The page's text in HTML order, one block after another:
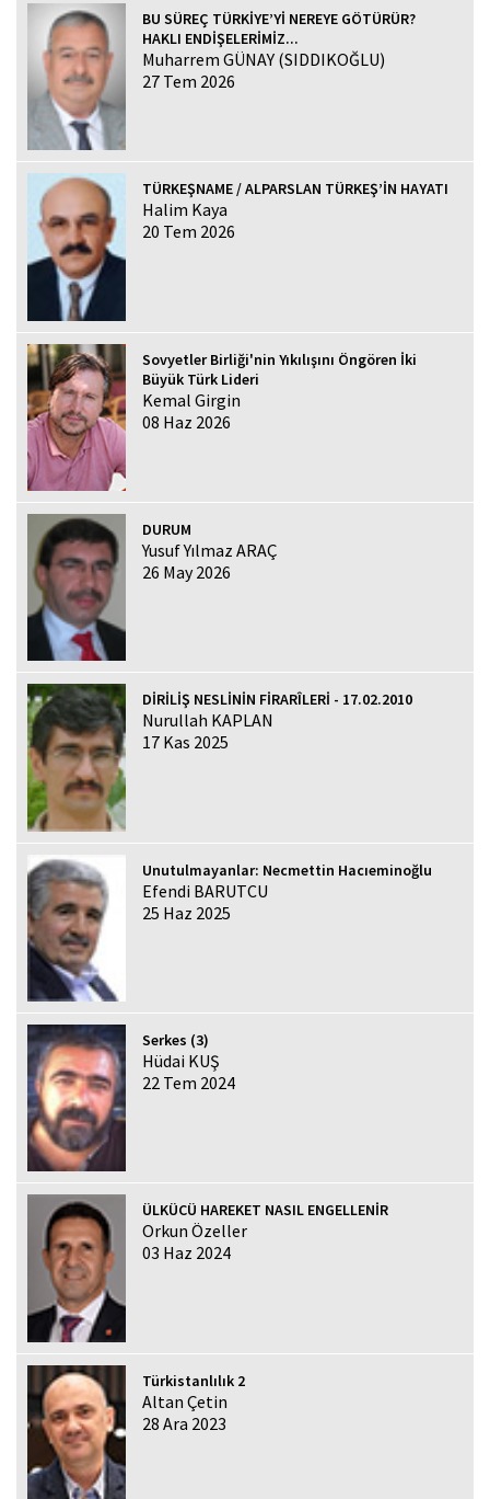
BU SÜREÇ TÜRKİYE’Yİ NEREYE GÖTÜRÜR?
HAKLI ENDİŞELERİMİZ...
Muharrem GÜNAY (SIDDIKOĞLU)
27 Tem 2026
TÜRKEŞNAME / ALPARSLAN TÜRKEŞ’İN HAYATI
Halim Kaya
20 Tem 2026
Sovyetler Birliği'nin Yıkılışını Öngören İki
Büyük Türk Lideri
Kemal Girgin
08 Haz 2026
DURUM
Yusuf Yılmaz ARAÇ
26 May 2026
DİRİLİŞ NESLİNİN FİRARÎLERİ - 17.02.2010
Nurullah KAPLAN
17 Kas 2025
Unutulmayanlar: Necmettin Hacıeminoğlu
Efendi BARUTCU
25 Haz 2025
Serkes (3)
Hüdai KUŞ
22 Tem 2024
ÜLKÜCÜ HAREKET NASIL ENGELLENİR
Orkun Özeller
03 Haz 2024
Türkistanlılık 2
Altan Çetin
28 Ara 2023